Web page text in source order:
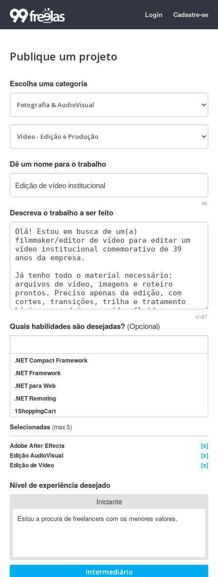
Login Cadastre-se
Publique um projeto
Escolha uma categoria
Dê um nome para o trabalho
46
Descreva o trabalho a ser feito
4187
Quais habilidades são desejadas? (Opcional)
.NET Compact Framework
.NET Framework
.NET para Web
.NET Remoting
1ShoppingCart
3DS Max
3GSM
4D Dimension
802.11
A-GPS
ABBYY FineReader
Selecionadas (max 5)
Adobe After Effects
[x]
Edição AudioVisual
[x]
Edição de Vídeo
[x]
Nível de experiência desejado
Iniciante
Estou a procura de freelancers com os menores valores.
Intermediário